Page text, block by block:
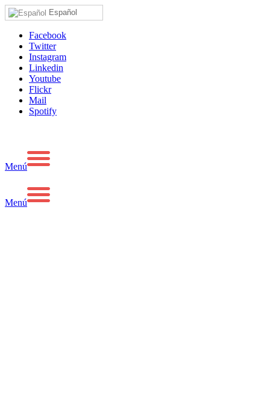
Español
Facebook
Twitter
Instagram
Linkedin
Youtube
Flickr
Mail
Spotify
Menú
Menú